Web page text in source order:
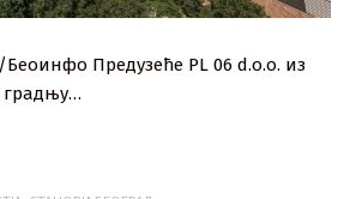
Предузеће PL 06 d.o.o. из
градњу…